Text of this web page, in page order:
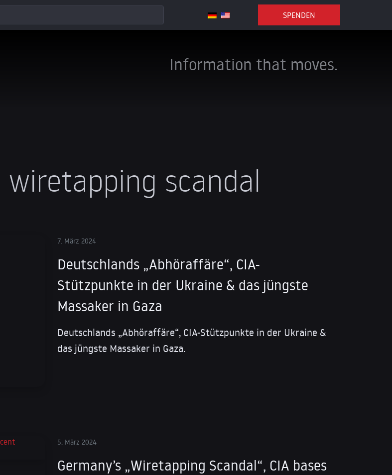
SPENDEN
Information that moves.
wiretapping scandal
7. März 2024
Deutschlands „Abhöraffäre“, CIA-
Stützpunkte in der Ukraine & das jüngste
Massaker in Gaza
Deutschlands „Abhöraffäre“, CIA-Stützpunkte in der Ukraine &
das jüngste Massaker in Gaza.
5. März 2024
Germany’s „Wiretapping Scandal“, CIA bases